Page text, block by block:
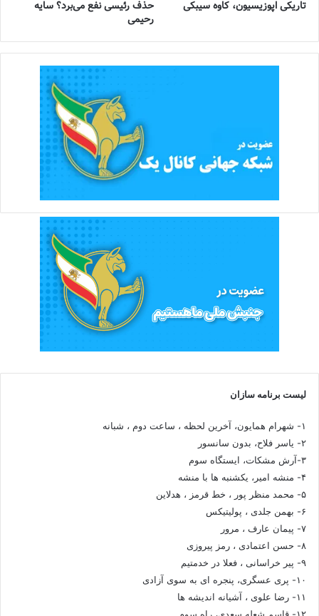
تاریکی اپوزیسیون، کاوه سیبکی
حذف رئیسی نفع می‌برد؟ سایه
رحیمی
لیست برنامه سازان
۱- شهرام همایون، آخرین لحظه ، ساعت دوم ، شبانه
۲- یاسر فلاح، بدون سانسور
۳-آرش مشکات، ایستگاه سوم
۴- منشه امیر، یکشنبه ها با منشه
۵- محمد منظر پور ، خط قرمز ، هدلاین
۶- بهمن جلدی ، پولیتیکس
۷- پیمان عارف ، مرور
۸- حسن اعتمادی ، رمز پیروزی
۹- پیر خراسانی ، فعلا در خدمتیم
۱۰- پری عسگری، پنجره ای به سوی آزادی
۱۱- رضا علوی ، آشیانه اندیشه ها
۱۲- قاسم شعله سعدی، راه سوم